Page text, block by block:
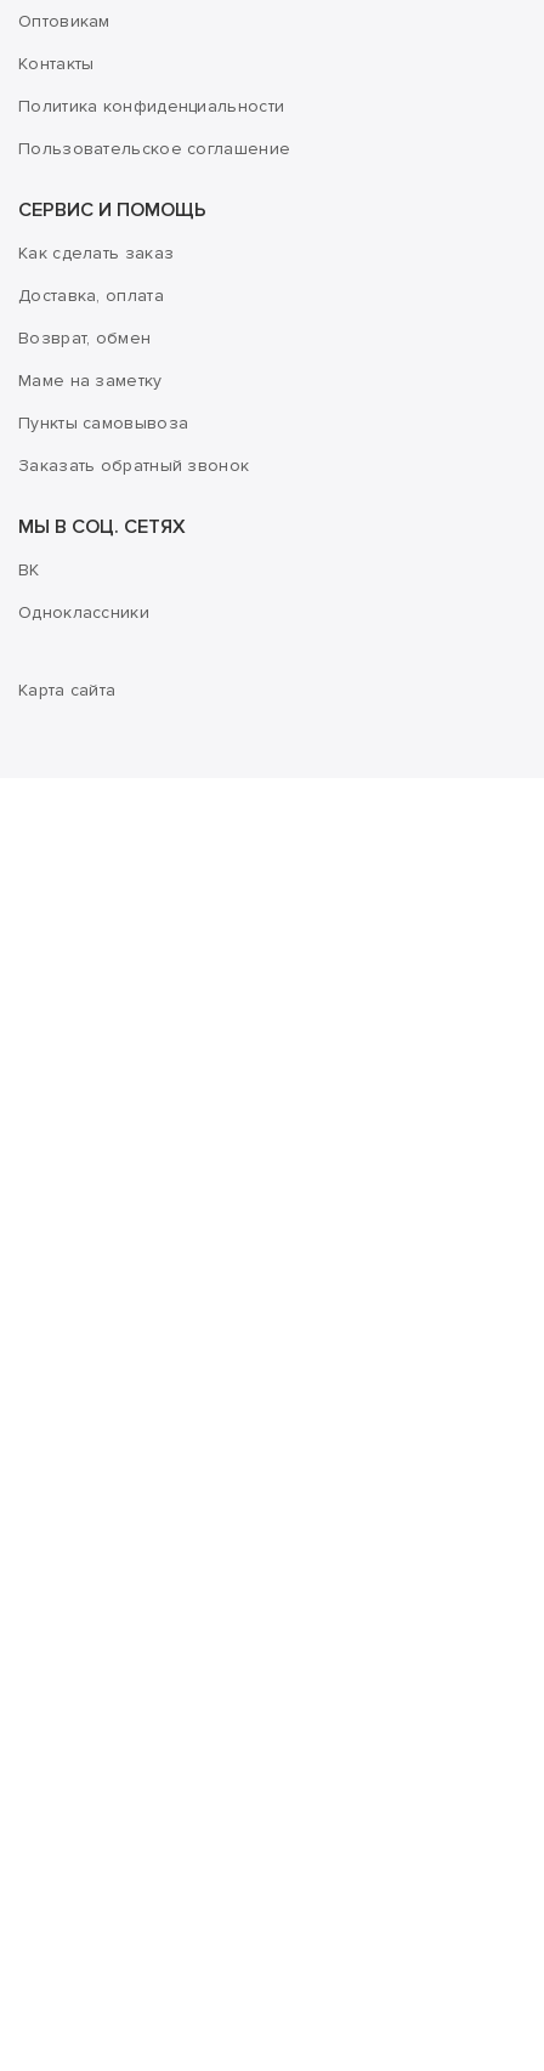
Оптовикам
Контакты
Политика конфиденциальности
Пользовательское соглашение
СЕРВИС И ПОМОЩЬ
Как сделать заказ
Доставка, оплата
Возврат, обмен
Маме на заметку
Пункты самовывоза
Заказать обратный звонок
МЫ В СОЦ. СЕТЯХ
ВК
Одноклассники
Карта сайта